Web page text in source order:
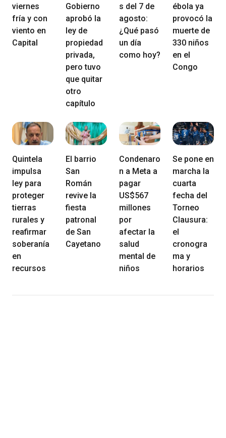
viernes
fría y con
viento en
Capital
Gobierno
aprobó la
ley de
propiedad
privada,
pero tuvo
que quitar
otro
capítulo
s del 7 de
agosto:
¿Qué pasó
un día
como hoy?
ébola ya
provocó la
muerte de
330 niños
en el
Congo
Quintela
impulsa
ley para
proteger
tierras
rurales y
reafirmar
soberanía
en
recursos
El barrio
San
Román
revive la
fiesta
patronal
de San
Cayetano
Condenaro
n a Meta a
pagar
US$567
millones
por
afectar la
salud
mental de
niños
Se pone en
marcha la
cuarta
fecha del
Torneo
Clausura:
el
cronogra
ma y
horarios